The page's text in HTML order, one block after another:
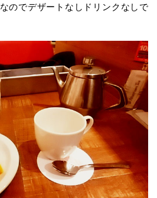
なのでデザートなしドリンクなしで